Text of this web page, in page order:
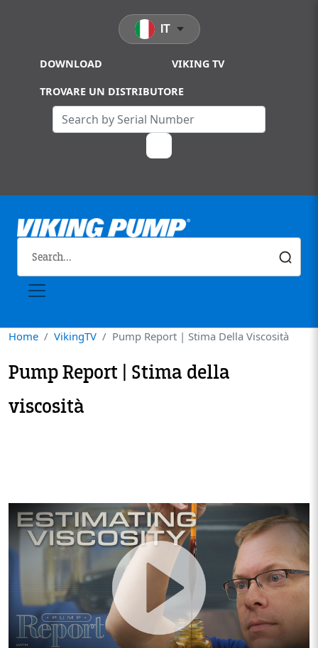
DOWNLOAD VIKING TV
TROVARE UN DISTRIBUTORE
IT
Home VikingTV Pump Report | Stima Della Viscosità
Pump Report | Stima della
viscosità